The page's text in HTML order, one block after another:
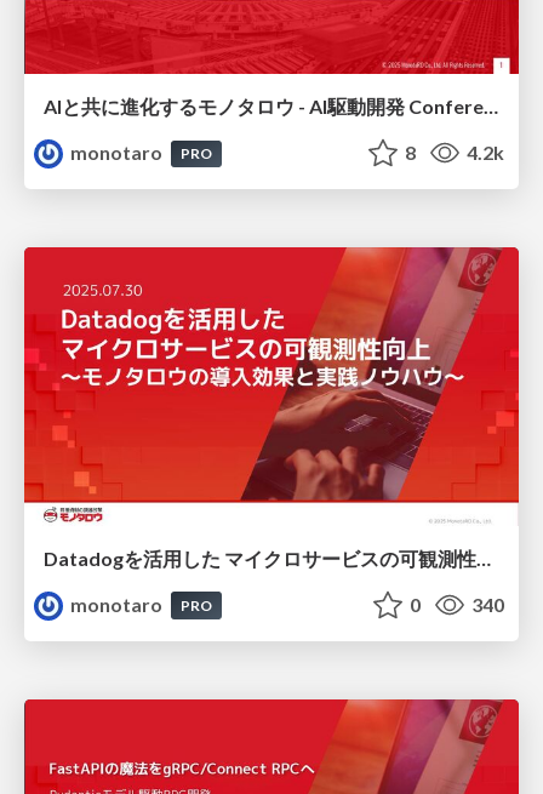
AIと共に進化するモノタロウ - AI駆動開発 Conference Autumn 2025
monotaro
PRO 8 4.2k
monotaro
PRO 0 340